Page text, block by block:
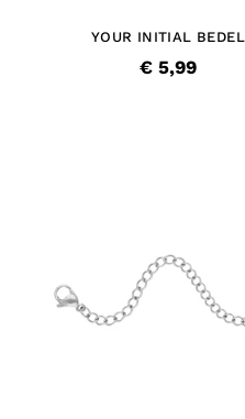
YOUR INITIAL BEDEL
€ 5,99